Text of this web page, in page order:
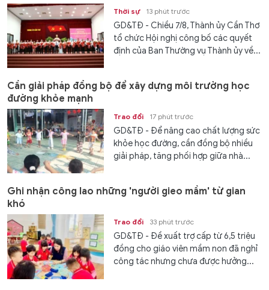
Thời sự 13 phút trước
GD&TĐ - Chiều 7/8, Thành ủy Cần Thơ
tổ chức Hội nghị công bố các quyết
định của Ban Thường vụ Thành ủy về...
Cần giải pháp đồng bộ để xây dựng môi trường học
đường khỏe mạnh
Trao đổi 17 phút trước
GD&TĐ - Để nâng cao chất lượng sức
khỏe học đường, cần đồng bộ nhiều
giải pháp, tăng phối hợp giữa nhà...
Ghi nhận công lao những 'người gieo mầm' từ gian
khó
Trao đổi 33 phút trước
GD&TĐ - Đề xuất trợ cấp từ 6,5 triệu
đồng cho giáo viên mầm non đã nghỉ
công tác nhưng chưa được hưởng...